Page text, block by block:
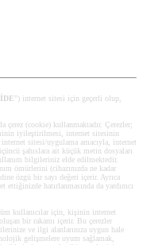
") internet sitesi için geçerli olup,
(cookie) kullanmaktadır. Çerezler;
iyileştirilmesi, internet sitesinin
sitesi/uygulama amacıyla, internet
şahıslara ait küçük metin dosyaları
bilgileriniz elde edilmektedir.
ömürlerini (cihazınızda ne kadar
özgü bir sayı değeri içerir. Ayrıca
hatırlanmasında da yardımcı
kullanıcılar için, kişinin internet
bir rakamı içerir. Bu çerezler
ve ilgi alanlarınıza uygun hale
gelişmelere uyum sağlamak,